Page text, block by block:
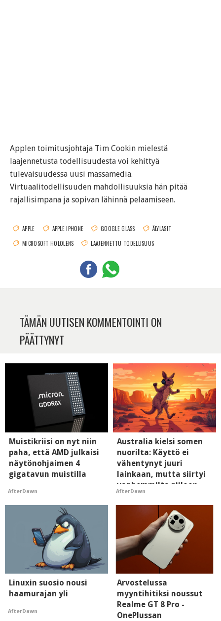
Applen toimitusjohtaja Tim Cookin mielestä
laajennetusta todellisuudesta voi kehittyä
tulevaisuudessa uusi massamedia.
Virtuaalitodellisuuden mahdollisuuksia hän pitää
rajallisimpana ja sopivan lähinnä pelaamiseen.
APPLE APPLE IPHONE GOOGLE GLASS
ÄLYLASIT
MICROSOFT HOLOLENS
LAAJENNETTU TODELLISUUS
TÄMÄN UUTISEN KOMMENTOINTI ON
PÄÄTTYNYT
Muistikriisi on nyt niin
paha, että AMD julkaisi
näytönohjaimen 4
gigatavun muistilla
AfterDawn
Australia kielsi somen
nuorilta: Käyttö ei
vähentynyt juuri
lainkaan, mutta siirtyi
vanhemmilta piiloon
AfterDawn
Linuxin suosio nousi
haamurajan yli
AfterDawn
Arvostelussa
myyntihitiksi noussut
Realme GT 8 Pro -
OnePlussan